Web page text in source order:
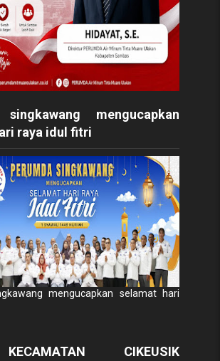
singkawang mengucapkan
raya idul fitri
mengucapkan selamat hari
CIKEUSIK